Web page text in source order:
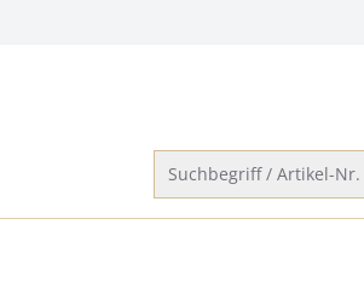
Suchbegriff / Artikel-Nr.